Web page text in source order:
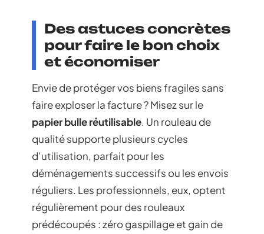
Des astuces concrètes
pour faire le bon choix
et économiser
Envie de protéger vos biens fragiles sans
faire exploser la facture ? Misez sur le
papier bulle réutilisable. Un rouleau de
qualité supporte plusieurs cycles
d’utilisation, parfait pour les
déménagements successifs ou les envois
réguliers. Les professionnels, eux, optent
régulièrement pour des rouleaux
prédécoupés : zéro gaspillage et gain de